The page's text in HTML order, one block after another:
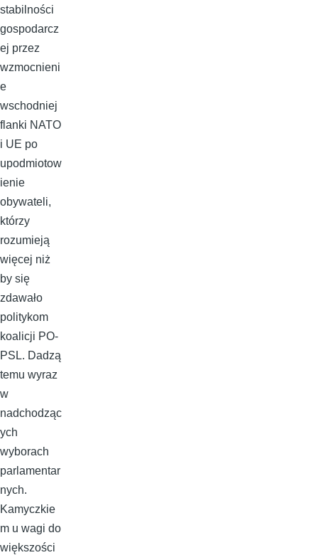
stabilności
gospodarcz
ej przez
wzmocnieni
e
wschodniej
flanki NATO
i UE po
upodmiotow
ienie
obywateli,
którzy
rozumieją
więcej niż
by się
zdawało
politykom
koalicji PO-
PSL. Dadzą
temu wyraz
w
nadchodząc
ych
wyborach
parlamentar
nych.
Kamyczkie
m u wagi do
większości